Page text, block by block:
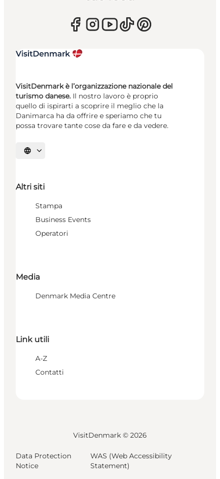
VisitDenmark è l’organizzazione nazionale del
turismo danese. Il nostro lavoro è proprio
quello di ispirarti a scoprire il meglio che la
Danimarca ha da offrire e speriamo che tu
possa trovare tante cose da fare e da vedere.
Seleziona la lingua
Altri siti
Stampa
Business Events
Operatori
Media
Denmark Media Centre
Link utili
A-Z
Contatti
VisitDenmark © 2026
Data Protection
Notice
WAS (Web Accessibility
Statement)